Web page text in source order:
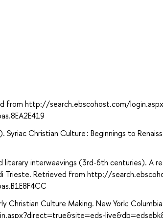
from http://search.ebscohost.com/
Syriac Christian Culture : Beginnings to
literary interweavings (3rd-6th centuries). A
Trieste. Retrieved from http://
Christian Culture Making. New York: